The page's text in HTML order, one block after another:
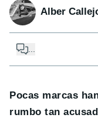
Alber
Pocas marcas
rumbo tan